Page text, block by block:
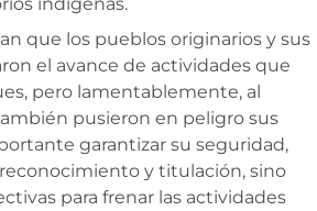
que los pueblos originarios y sus
el avance de actividades que
pero lamentablemente, al
pusieron en peligro sus
garantizar su seguridad,
y titulación, sino
para frenar las actividades